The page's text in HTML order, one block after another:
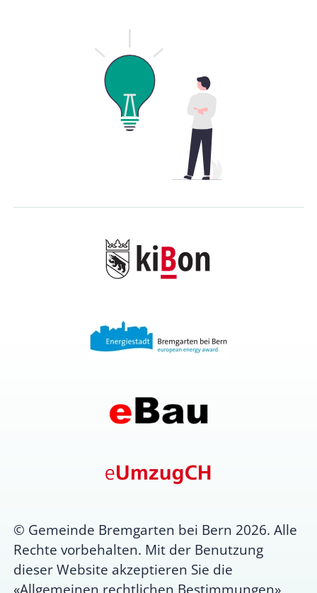
© Gemeinde Bremgarten bei Bern 2026. Alle
Rechte vorbehalten. Mit der Benutzung
dieser Website akzeptieren Sie die